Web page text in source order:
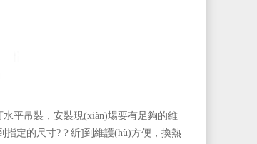
水平吊裝，安裝現(xiàn)場要有足夠的維
尺寸?？紤]到維護(hù)方便，換熱